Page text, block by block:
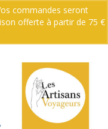
commandes seront
offerte à partir de 75 €